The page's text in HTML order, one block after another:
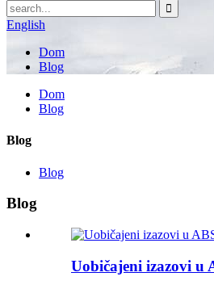
English
Dom
Blog
Dom
Blog
Blog
Blog
Blog
Uobičajeni izazovi u